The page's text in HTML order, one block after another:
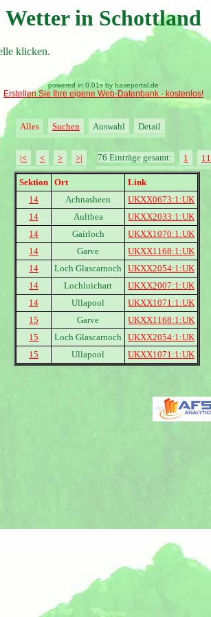
Wetter in Schottland
klicken.
powered in 0.01s by baseportal.de
Erstellen Sie Ihre eigene Web-Datenbank - kostenlos!
Alles Suchen Auswahl Detail
|< < > >| 76 Einträge gesamt: 1 11
Sektion Ort
Link
14
Achnasheen
UKXX0673:1:UK
14
Aultbea
UKXX2033:1:UK
14
Gairloch
UKXX1070:1:UK
14
Garve
UKXX1168:1:UK
14
Loch Glascarnoch UKXX2054:1:UK
14
Lochluichart
UKXX2007:1:UK
14
Ullapool
UKXX1071:1:UK
15
Garve
UKXX1168:1:UK
15
Loch Glascarnoch UKXX2054:1:UK
15
Ullapool UKXX1071:1:UK